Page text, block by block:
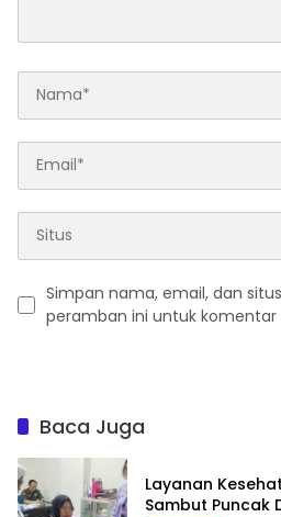
Simpan nama, email, dan
peramban ini untuk komentar
Baca Juga
Layanan
Sambut Puncak